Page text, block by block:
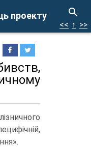
проекту
<< ↑ >>